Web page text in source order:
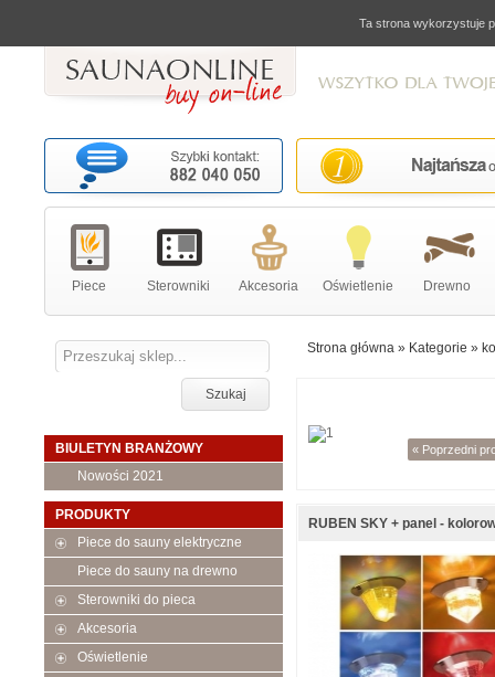
Ta strona wykorzystuje
Piece Sterowniki Akcesoria Oświetlenie Drewno
Szukaj
BIULETYN BRANŻOWY
Nowości 2021
PRODUKTY
Piece do sauny elektryczne
Piece do sauny na drewno
Sterowniki do pieca
Akcesoria
Oświetlenie
Strona główna » Kategorie »
« Poprzedni
RUBEN SKY + panel -